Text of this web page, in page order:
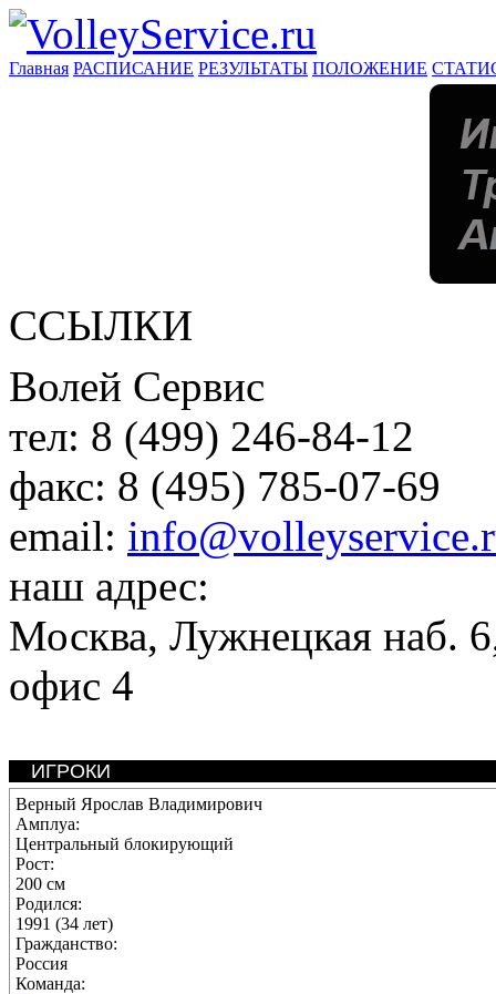
Главная РАСПИСАНИЕ РЕЗУЛЬТАТЫ ПОЛОЖЕНИЕ
ССЫЛКИ
Волей Сервис
тел: 8 (499) 246-84-12
факс: 8 (495) 785-07-69
email:
наш адрес:
Москва, Лужнецкая наб.
офис 4
ИГРОКИ
Верный Ярослав Владимирович
Амплуа:
Центральный блокирующий
Рост:
200 см
Родился:
1991 (34 лет)
Гражданство:
Россия
Команда: